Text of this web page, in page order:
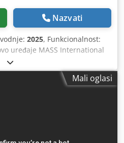
Nazvati
2025, Funkcionalnost:
uređaje MASS International
zaslonom osjetljivim na
prostor 360° Kontinuirano
D Hs Aahsr Upravljanje
vremena ili putem
visinski podesiva visina izlaza
Mali oglasi